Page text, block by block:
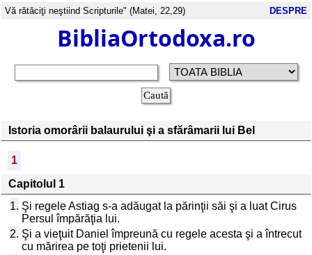
Vă rătăciţi neştiind Scripturile" (Matei, 22,29) DESPRE
BibliaOrtodoxa.ro
Istoria omorârii balaurului şi a sfărâmarii lui Bel
1
Capitolul 1
1. Şi regele Astiag s-a adăugat la părinţii săi şi a luat Cirus
Persul împărăţia lui.
2. Şi a vieţuit Daniel împreună cu regele acesta şi a întrecut
cu mărirea pe toţi prietenii lui.